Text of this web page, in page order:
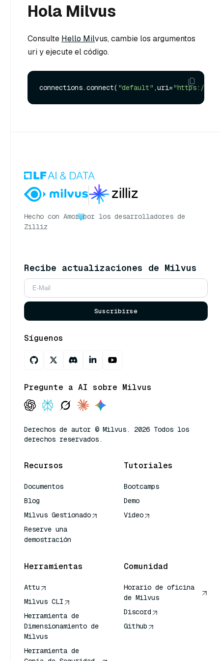
Hola Milvus
Consulte Hello Milvus, cambie los argumentos
uri y ejecute el código.
connections.connect( "default" ,uri="https://
Hecho con Amor por los desarrolladores de
Zilliz
Recibe actualizaciones de Milvus
Suscribirse
Síguenos
Pregunte a AI sobre Milvus
Derechos de autor © Milvus. 2026 Todos los
derechos reservados.
Recursos
Documentos
Blog
Milvus Gestionado
Reserve una
demostración
Tutoriales
Bootcamps
Demo
Video
Herramientas
Attu
Milvus CLI
Herramienta de
Dimensionamiento de
Milvus
Herramienta de
Comunidad
Horario de oficina
de Milvus
Discord
Github